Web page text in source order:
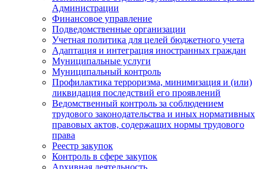
Администрации
Финансовое управление
Подведомственные организации
Учетная политика для целей бюджетного учета
Адаптация и интеграция иностранных граждан
Муниципальные услуги
Муниципальный контроль
Профилактика терроризма, минимизация и (или)
ликвидация последствий его проявлений
Ведомственный контроль за соблюдением
трудового законодательства и иных нормативных
правовых актов, содержащих нормы трудового
права
Реестр закупок
Контроль в сфере закупок
Архивная деятельность